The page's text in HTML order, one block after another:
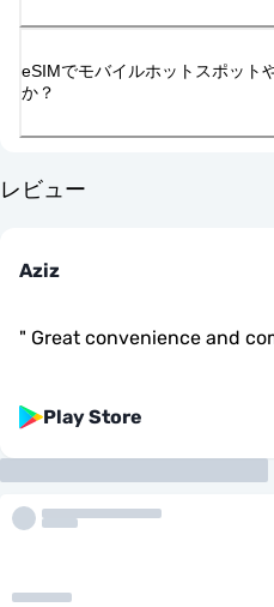
eSIMでモバイルホットスポット
か？
レビュー
Aziz
" Great convenience and
Play Store